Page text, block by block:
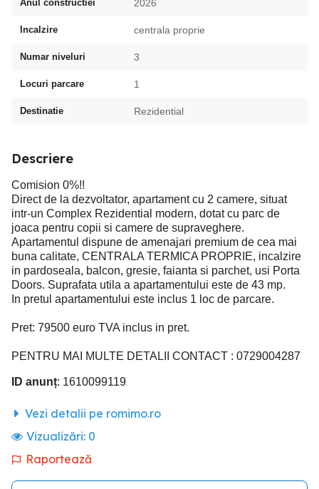
Anul constructiei 2026
Incalzire centrala proprie
Numar niveluri 3
Locuri parcare 1
Destinatie Rezidential
Descriere
Comision 0%!!
Direct de la dezvoltator, apartament cu 2 camere, situat
intr-un Complex Rezidential modern, dotat cu parc de
joaca pentru copii si camere de supraveghere.
Apartamentul dispune de amenajari premium de cea mai
buna calitate, CENTRALA TERMICA PROPRIE, incalzire
in pardoseala, balcon, gresie, faianta si parchet, usi Porta
Doors. Suprafata utila a apartamentului este de 43 mp.
In pretul apartamentului este inclus 1 loc de parcare.
Pret: 79500 euro TVA inclus in pret.
PENTRU MAI MULTE DETALII CONTACT : 0729004287
ID anunț: 1610099119
Vezi detalii pe romimo.ro
Vizualizări: 0
Raportează